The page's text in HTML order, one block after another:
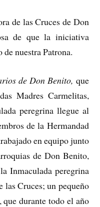
de las Cruces de Don
de que la iniciativa
nuestra Patrona.
de Don Benito, que
Madres Carmelitas,
peregrina llegue al
de la Hermandad
en equipo junto
de Don Benito,
Inmaculada peregrina
las Cruces; un pequeño
durante todo el año